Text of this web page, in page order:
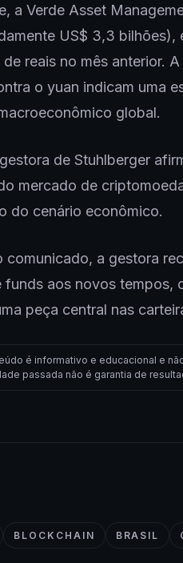
a Verde Asset
US$ 3,3
reais no mês anterior.
o yuan indicam uma
global.
de Stuhlberger
mercado de
do cenário econômico.
comunicado, a gestora
funds aos novos tempos,
peça central nas
é informativo e educacional e
passada não é garantia de
BLOCKCHAIN BRASIL